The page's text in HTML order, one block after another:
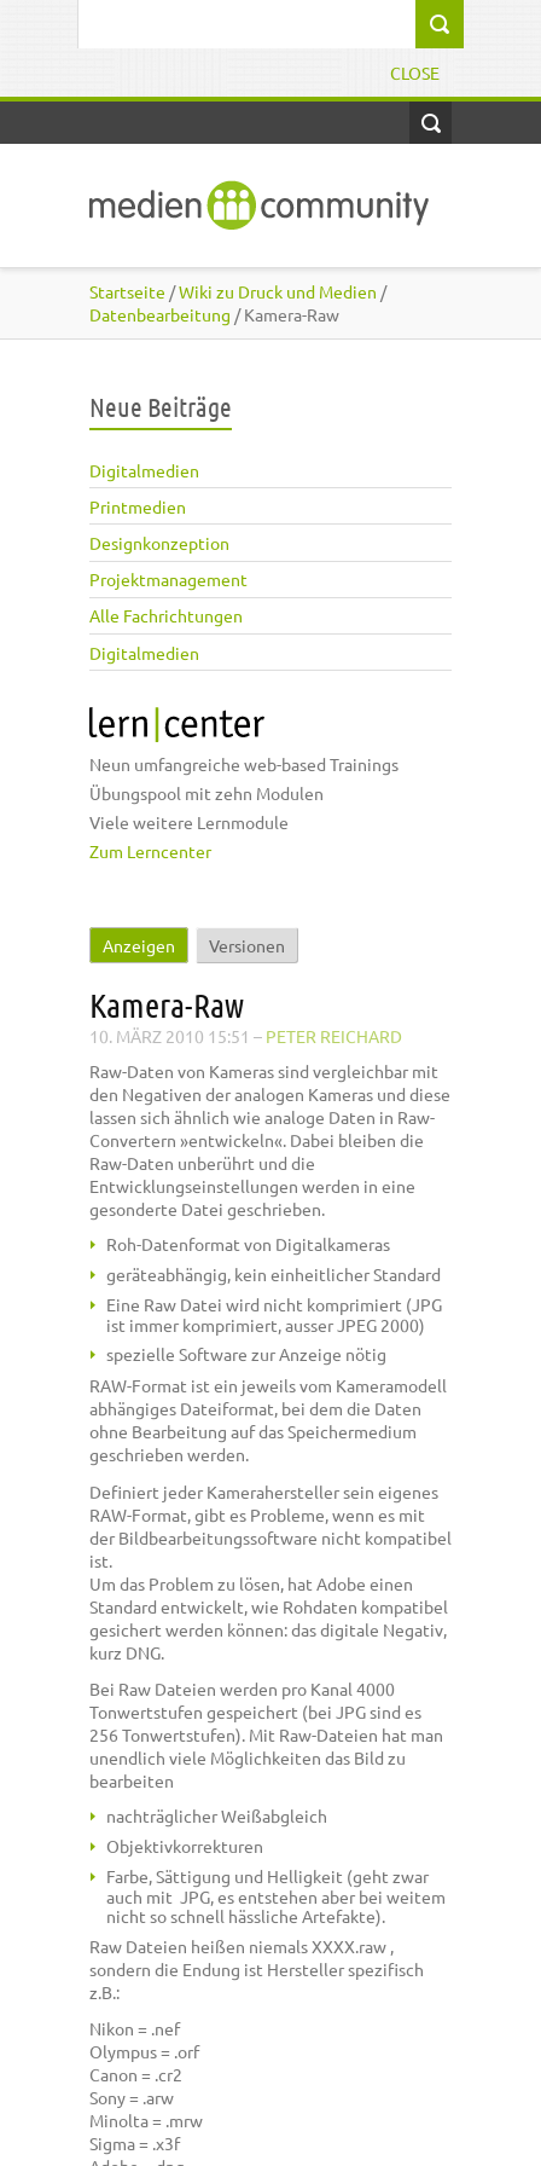
CLOSE
Startseite /Wiki zu Druck und Medien /
Datenbearbeitung / Kamera-Raw
Neue Beiträge
Digitalmedien
Printmedien
Designkonzeption
Projektmanagement
Alle Fachrichtungen
Digitalmedien
Neun umfangreiche web-based Trainings
Übungspool mit zehn Modulen
Viele weitere Lernmodule
Zum Lerncenter
Haupt-Reiter
Anzeigen (aktiver Reiter)
Versionen
Kamera-Raw
10. MÄRZ 2010 15:51 – PETER REICHARD
Raw-Daten von Kameras sind vergleichbar mit
den Negativen der analogen Kameras und diese
lassen sich ähnlich wie analoge Daten in Raw-
Convertern »entwickeln«. Dabei bleiben die
Raw-Daten unberührt und die
Entwicklungseinstellungen werden in eine
gesonderte Datei geschrieben.
Roh-Datenformat von Digitalkameras
geräteabhängig, kein einheitlicher Standard
Eine Raw Datei wird nicht komprimiert (JPG
ist immer komprimiert, ausser JPEG 2000)
spezielle Software zur Anzeige nötig
RAW-Format ist ein jeweils vom Kameramodell
abhängiges Dateiformat, bei dem die Daten
ohne Bearbeitung auf das Speichermedium
geschrieben werden.
Definiert jeder Kamerahersteller sein eigenes
RAW-Format, gibt es Probleme, wenn es mit
der Bildbearbeitungssoftware nicht kompatibel
ist.
Um das Problem zu lösen, hat Adobe einen
Standard entwickelt, wie Rohdaten kompatibel
gesichert werden können: das digitale Negativ,
kurz DNG.
Bei Raw Dateien werden pro Kanal 4000
Tonwertstufen gespeichert (bei JPG sind es
256 Tonwertstufen). Mit Raw-Dateien hat man
unendlich viele Möglichkeiten das Bild zu
bearbeiten
nachträglicher Weißabgleich
Objektivkorrekturen
Farbe, Sättigung und Helligkeit (geht zwar
auch mit JPG, es entstehen aber bei weitem
nicht so schnell hässliche Artefakte).
Raw Dateien heißen niemals XXXX.raw ,
sondern die Endung ist Hersteller spezifisch
z.B.:
Nikon = .nef
Olympus = .orf
Canon = .cr2
Sony = .arw
Minolta = .mrw
Sigma = .x3f